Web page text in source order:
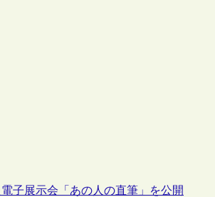
子展示会「あの人の直筆」を公開